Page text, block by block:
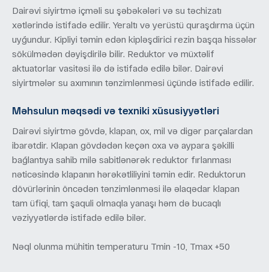
Dairəvi siyirtmə içməli su şəbəkələri və su təchizatı
xətlərində istifadə edilir. Yeraltı və yerüstü quraşdırma üçün
uyğundur. Kipliyi təmin edən kipləşdirici rezin başqa hissələr
sökülmədən dəyişdirilə bilir. Reduktor və müxtəlif
aktuatorlar vasitəsi ilə də istifadə edilə bilər. Dairəvi
siyirtmələr su axımının tənzimlənməsi üçündə istifadə edilir.
Məhsulun məqsədi və texniki xüsusiyyətləri
Dairəvi siyirtmə gövdə, klapan, ox, mil və digər parçalardan
ibarətdir. Klapan gövdədən keçən oxa və aypara şəkilli
bağlantıya sahib milə sabitlənərək reduktor fırlanması
nəticəsində klapanın hərəkətliliyini təmin edir. Reduktorun
dövürlərinin öncədən tənzimlənməsi ilə əlaqədar klapan
tam üfiqi, tam şaquli olmaqla yanaşı həm də bucaqlı
vəziyyətlərdə istifadə edilə bilər.
Nəql olunma mühitin temperaturu Tmin -10, Tmax +50